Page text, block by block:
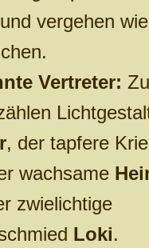
vergehen
Vertreter:
, der tapfere
wachsame
zwielichtige
Loki.